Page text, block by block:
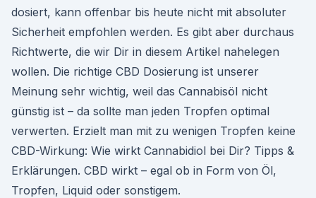
dosiert, kann offenbar bis heute nicht mit absoluter
Sicherheit empfohlen werden. Es gibt aber durchaus
Richtwerte, die wir Dir in diesem Artikel nahelegen
wollen. Die richtige CBD Dosierung ist unserer
Meinung sehr wichtig, weil das Cannabisöl nicht
günstig ist – da sollte man jeden Tropfen optimal
verwerten. Erzielt man mit zu wenigen Tropfen keine
CBD-Wirkung: Wie wirkt Cannabidiol bei Dir? Tipps &
Erklärungen. CBD wirkt – egal ob in Form von Öl,
Tropfen, Liquid oder sonstigem.